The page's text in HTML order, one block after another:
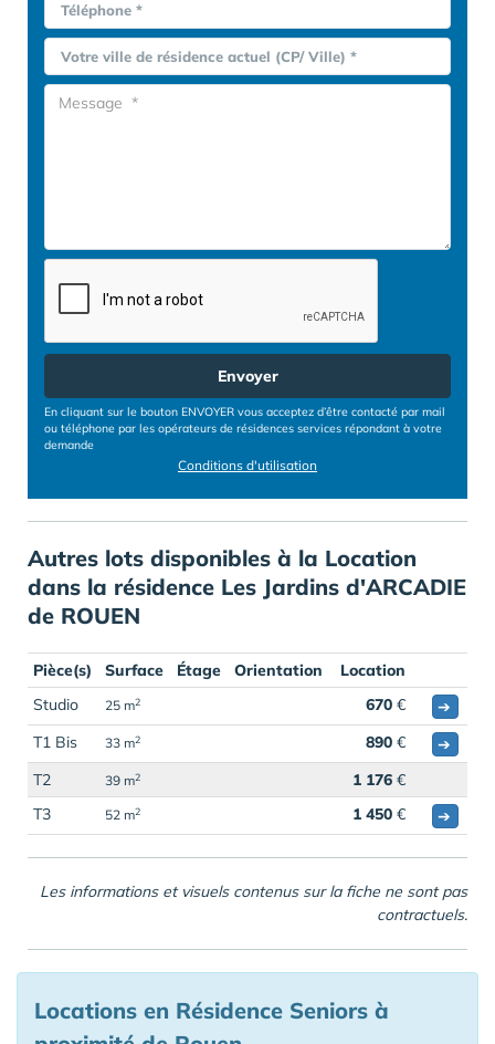
Téléphone *
Votre ville de résidence actuel (CP/ Ville) *
Envoyer
En cliquant sur le bouton ENVOYER vous acceptez d’être contacté par mail
ou téléphone par les opérateurs de résidences services répondant à votre
demande
Conditions d'utilisation
Autres lots disponibles à la Location
dans la résidence Les Jardins d'ARCADIE
de ROUEN
Pièce(s) Surface Étage Orientation
Location
Studio
25 m2 670 €
➔
T1 Bis
33 m2 890 €
➔
T2
39 m2 1 176 €
T3
52 m2 1 450 € ➔
Les informations et visuels contenus sur la fiche ne sont pas
contractuels.
Locations en Résidence Seniors à